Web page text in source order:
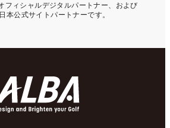
フィシャルデジタルパートナー、および
本公式サイトパートナーです。